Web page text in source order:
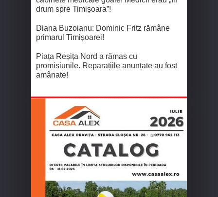
drum spre Timișoara”!
Diana Buzoianu: Dominic Fritz rămâne
primarul Timișoarei!
Piața Reșița Nord a rămas cu
promisiunile. Reparațiile anunțate au fost
amânate!